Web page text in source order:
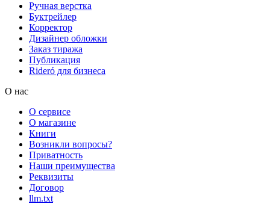
Ручная верстка
Буктрейлер
Корректор
Дизайнер обложки
Заказ тиража
Публикация
Rideró для бизнеса
О нас
О сервисе
О магазине
Книги
Возникли вопросы?
Приватность
Наши преимущества
Реквизиты
Договор
llm.txt